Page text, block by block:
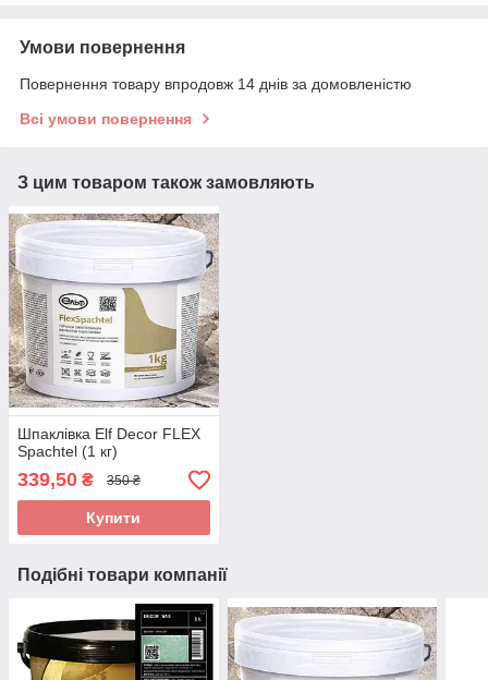
Умови повернення
Повернення товару впродовж 14 днів за домовленістю
Всі умови повернення
З цим товаром також замовляють
Шпаклівка Elf Decor FLEX
Spachtel (1 кг)
339,50 ₴ 350 ₴
Купити
Подібні товари компанії